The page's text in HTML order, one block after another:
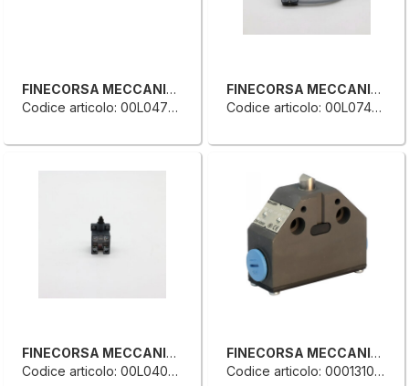
FINECORSA MECCANICO SINGOLO
Codice articolo: 00L0473586F
FINECORSA MECCANICO SINGOLO
Codice articolo: 00L0745614E
FINECORSA MECCANICO SINGOLO
Codice articolo: 00L0406673H
FINECORSA MECCANICO MULTIPLO
Codice articolo: 0001310309D